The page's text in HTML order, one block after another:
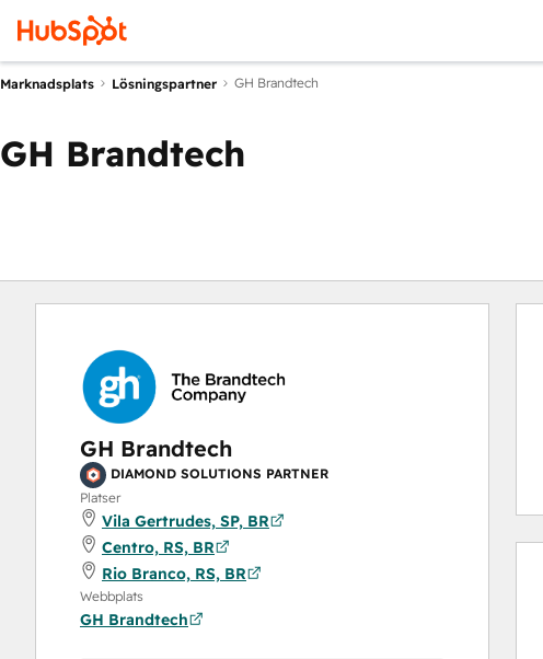
Marknadsplats Lösningspartner GH Brandtech
GH Brandtech
GH Brandtech
DIAMOND SOLUTIONS PARTNER
Platser
Vila Gertrudes, SP, BR
Centro, RS, BR
Rio Branco, RS, BR
Webbplats
GH Brandtech